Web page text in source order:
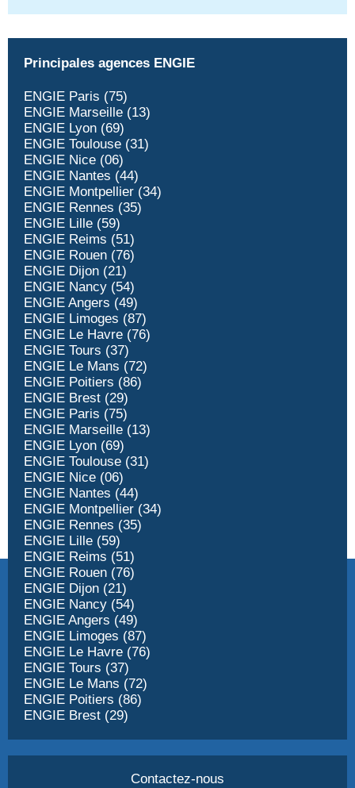
Principales agences ENGIE
ENGIE Paris (75)
ENGIE Marseille (13)
ENGIE Lyon (69)
ENGIE Toulouse (31)
ENGIE Nice (06)
ENGIE Nantes (44)
ENGIE Montpellier (34)
ENGIE Rennes (35)
ENGIE Lille (59)
ENGIE Reims (51)
ENGIE Rouen (76)
ENGIE Dijon (21)
ENGIE Nancy (54)
ENGIE Angers (49)
ENGIE Limoges (87)
ENGIE Le Havre (76)
ENGIE Tours (37)
ENGIE Le Mans (72)
ENGIE Poitiers (86)
ENGIE Brest (29)
ENGIE Paris (75)
ENGIE Marseille (13)
ENGIE Lyon (69)
ENGIE Toulouse (31)
ENGIE Nice (06)
ENGIE Nantes (44)
ENGIE Montpellier (34)
ENGIE Rennes (35)
ENGIE Lille (59)
ENGIE Reims (51)
ENGIE Rouen (76)
ENGIE Dijon (21)
ENGIE Nancy (54)
ENGIE Angers (49)
ENGIE Limoges (87)
ENGIE Le Havre (76)
ENGIE Tours (37)
ENGIE Le Mans (72)
ENGIE Poitiers (86)
ENGIE Brest (29)
Contactez-nous